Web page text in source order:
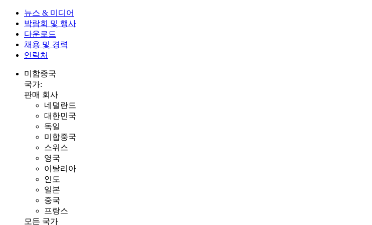
뉴스 & 미디어
박람회 및 행사
다운로드
채용 및 경력
연락처
미합중국
국가:
판매 회사
네덜란드
대한민국
독일
미합중국
스위스
영국
이탈리아
인도
일본
중국
프랑스
모든 국가